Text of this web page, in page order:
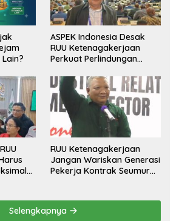
ASPEK Indonesia Desak
RUU Ketenagakerjaan
Perkuat Perlindungan
Pesangon
RUU Ketenagakerjaan
Jangan Wariskan Generasi
Pekerja Kontrak Seumur
Selengkapnya